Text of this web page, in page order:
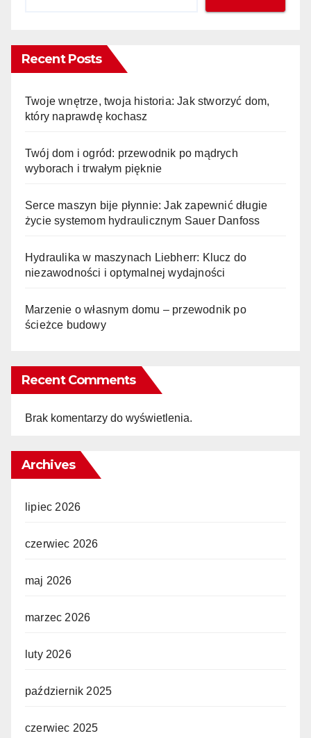
Recent Posts
Twoje wnętrze, twoja historia: Jak stworzyć dom,
który naprawdę kochasz
Twój dom i ogród: przewodnik po mądrych
wyborach i trwałym pięknie
Serce maszyn bije płynnie: Jak zapewnić długie
życie systemom hydraulicznym Sauer Danfoss
Hydraulika w maszynach Liebherr: Klucz do
niezawodności i optymalnej wydajności
Marzenie o własnym domu – przewodnik po
ścieżce budowy
Recent Comments
Brak komentarzy do wyświetlenia.
Archives
lipiec 2026
czerwiec 2026
maj 2026
marzec 2026
luty 2026
październik 2025
czerwiec 2025